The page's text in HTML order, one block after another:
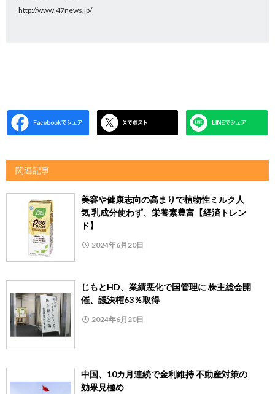
http://www.47news.jp/
関連記事
美容や健康志向の高まりで植物性ミルク人
気 乳成分使わず、栄養素豊富【経済トレン
ド】
2024年6月20日
じもとHD、業績悪化で国管理に 株主総会開
催、議決権63％取得
2024年6月20日
中国、10カ月連続で金利維持 不動産対策の
効果見極め